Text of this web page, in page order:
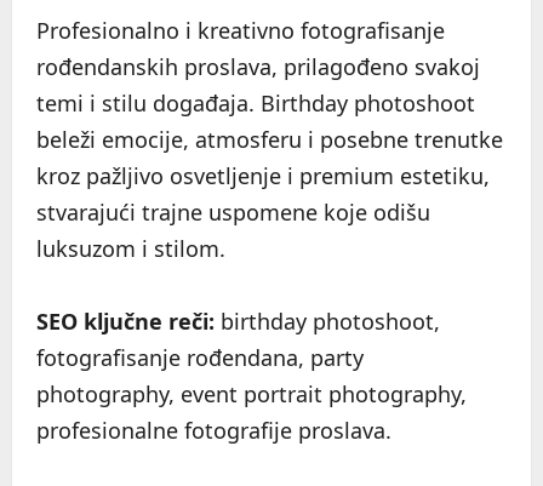
Profesionalno i kreativno fotografisanje
rođendanskih proslava, prilagođeno svakoj
temi i stilu događaja. Birthday photoshoot
beleži emocije, atmosferu i posebne trenutke
kroz pažljivo osvetljenje i premium estetiku,
stvarajući trajne uspomene koje odišu
luksuzom i stilom.
SEO ključne reči: birthday photoshoot,
fotografisanje rođendana, party
photography, event portrait photography,
profesionalne fotografije proslava.